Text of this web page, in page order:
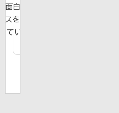
面白ニュー
スを紹介し
ています。